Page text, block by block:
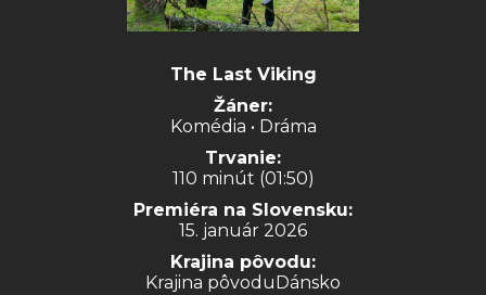
The Last Viking
Žáner:
Komédia • Dráma
Trvanie:
110 minút (01:50)
Premiéra na Slovensku:
15. január 2026
Krajina pôvodu:
Krajina pôvoduDánsko